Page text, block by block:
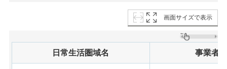
画面サイズで表示
日常生活圏域名 事業者